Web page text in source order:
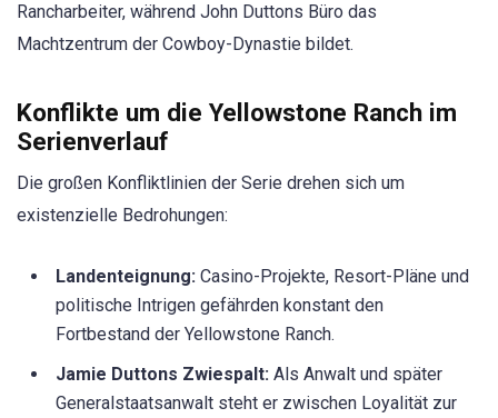
Rancharbeiter, während John Duttons Büro das
Machtzentrum der Cowboy-Dynastie bildet.
Konflikte um die Yellowstone Ranch im
Serienverlauf
Die großen Konfliktlinien der Serie drehen sich um
existenzielle Bedrohungen:
Landenteignung: Casino-Projekte, Resort-Pläne und
politische Intrigen gefährden konstant den
Fortbestand der Yellowstone Ranch.
Jamie Duttons Zwiespalt: Als Anwalt und später
Generalstaatsanwalt steht er zwischen Loyalität zur